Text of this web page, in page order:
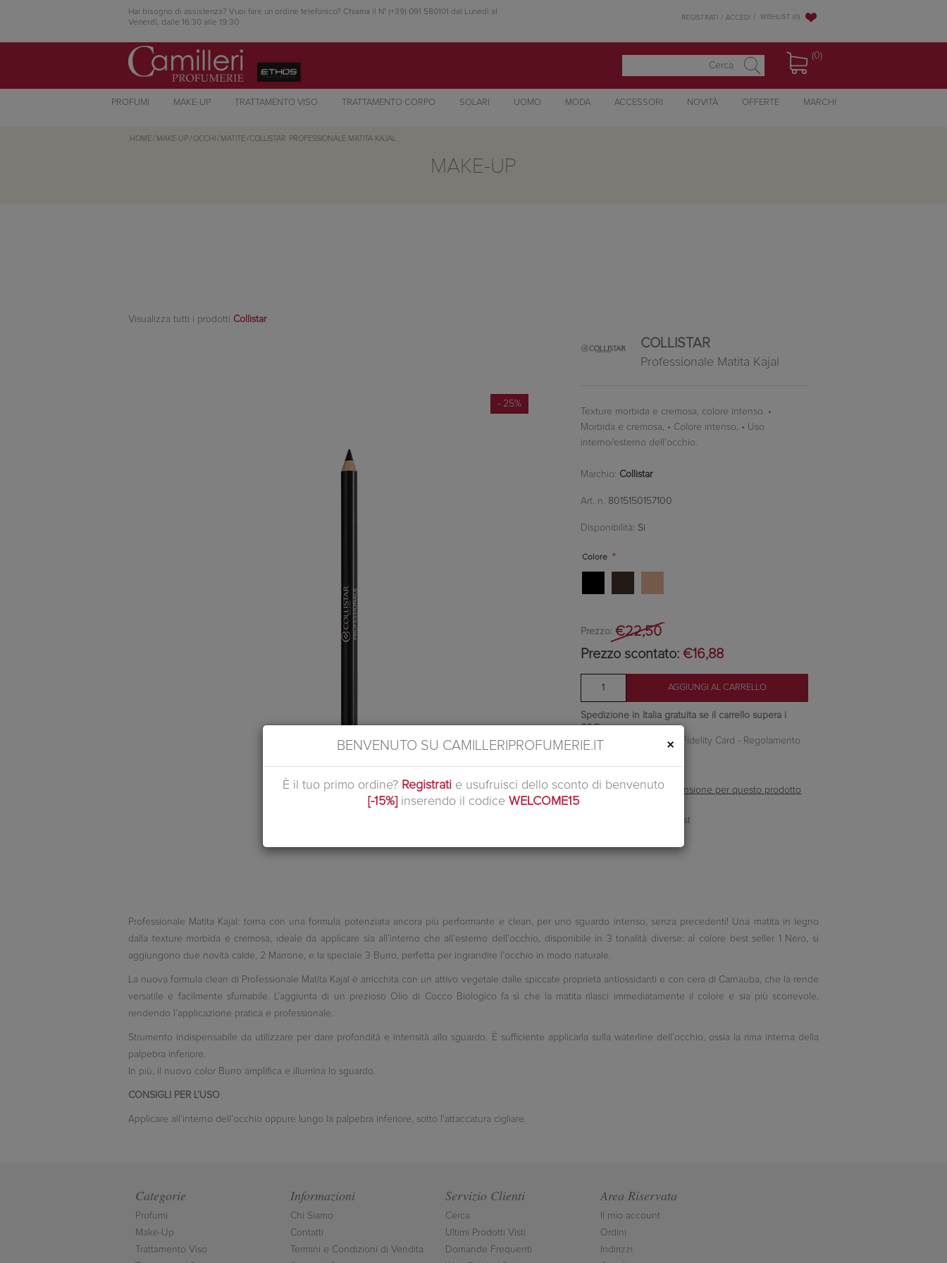
Hai bisogno di assistenza? Vuoi fare un ordine telefonico? Chiama il N° (+39) 091 580101 dal Lunedì al
Venerdì, dalle 16:30 alle 19:30
REGISTRATI ACCEDI WISHLIST (0)
(0)
PROFUMI MAKE-UP TRATTAMENTO VISO TRATTAMENTO CORPO SOLARI UOMO MODA ACCESSORI NOVITÀ OFFERTE MARCHI
HOME / MAKE-UP / OCCHI / MATITE / COLLISTAR PROFESSIONALE MATITA KAJAL
MAKE-UP
Visualizza tutti i prodotti Collistar
- 25%
COLLISTAR
Professionale Matita Kajal
Texture morbida e cremosa, colore intenso. •
Morbida e cremosa, • Colore intenso, • Uso
interno/esterno dell'occhio.
Marchio: Collistar
Art. n. 8015150157100
Disponibilità: Si
Colore *
Prezzo: €22,50
Prezzo scontato: €16,88
Spedizione in Italia gratuita se il carrello supera i
60€
Ottieni 1 punti Camilleri Fidelity Card - Regolamento
Si tratta della prima recensione per questo prodotto
Professionale Matita Kajal: torna con una formula potenziata ancora più performante e clean, per uno sguardo intenso, senza precedenti! Una matita in legno
dalla texture morbida e cremosa, ideale da applicare sia all’interno che all’esterno dell’occhio, disponibile in 3 tonalità diverse: al colore best seller 1 Nero, si
aggiungono due novità calde, 2 Marrone, e la speciale 3 Burro, perfetta per ingrandire l’occhio in modo naturale.
La nuova formula clean di Professionale Matita Kajal è arricchita con un attivo vegetale dalle spiccate proprietà antiossidanti e con cera di Carnauba, che la rende
versatile e facilmente sfumabile. L’aggiunta di un prezioso Olio di Cocco Biologico fa sì che la matita rilasci immediatamente il colore e sia più scorrevole,
rendendo l’applicazione pratica e professionale.
Strumento indispensabile da utilizzare per dare profondità e intensità allo sguardo. È sufficiente applicarla sulla waterline dell’occhio, ossia la rima interna della
palpebra inferiore.
In più, il nuovo color Burro amplifica e illumina lo sguardo.
CONSIGLI PER L’USO
Applicare all’interno dell’occhio oppure lungo la palpebra inferiore, sotto l'attaccatura cigliare.
Categorie
Profumi
Make-Up
Trattamento Viso
Informazioni
Chi Siamo
Contatti
Termini e Condizioni di Vendita
Servizio Clienti
Cerca
Ultimi Prodotti Visti
Domande Frequenti
Area Riservata
Il mio account
Ordini
Indirizzi
BENVENUTO SU CAMILLERIPROFUMERIE.IT ×
È il tuo primo ordine? Registrati e usufruisci dello sconto di benvenuto
[-15%] inserendo il codice WELCOME15